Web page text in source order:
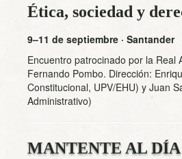
Ética, sociedad y
9–11 de septiembre · Santander
Encuentro patrocinado por la Real
Fernando Pombo. Dirección:
Constitucional, UPV/EHU) y Juan
Administrativo)
MANTENTE AL DÍA